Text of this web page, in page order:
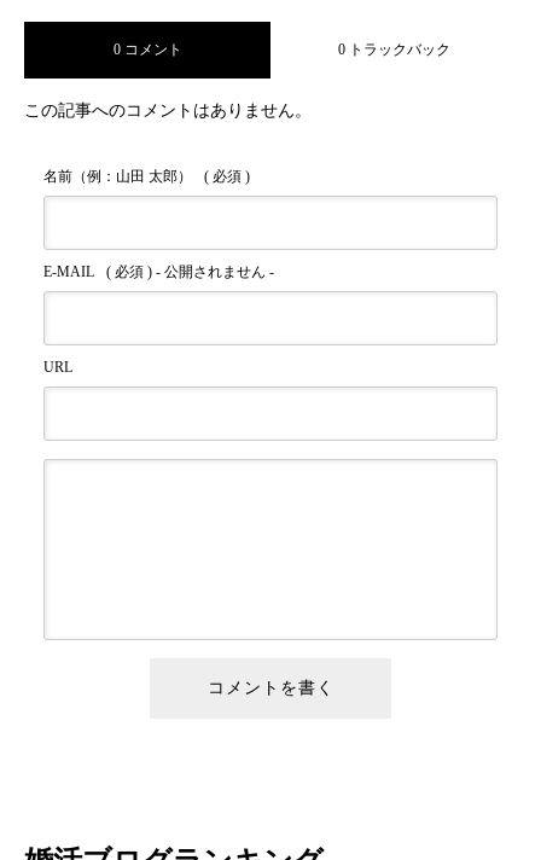
まともな男性と出会う方法を解説
0 コメント 0 トラックバック
この記事へのコメントはありません。
名前（例：山田 太郎） ( 必須 )
E-MAIL ( 必須 ) - 公開されません -
URL